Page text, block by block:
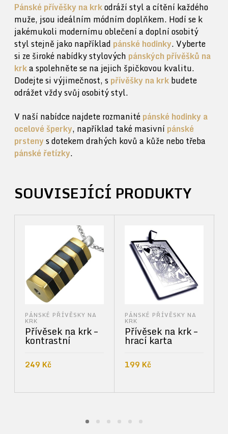
Pánské přívěšky na krkodráží styl a cítění každého
muže, jsou ideálním módním doplňkem. Hodí se k
jakémukoli modernímu oblečení a doplní osobitý
styl stejně jako například pánské hodinky. Vyberte
si ze široké nabídky stylových pánských přívěšků na
krka spolehněte se na jejich špičkovou kvalitu.
Dodejte si výjimečnost, spřívěšky na krkbudete
odrážet vždy svůj osobitý styl.
V naší nabídce najdete rozmanitépánské hodinky a
ocelové šperky, například také masivní pánské
prstenys dotekem drahých kovů a kůže nebo třeba
pánské řetízky.
SOUVISEJÍCÍ PRODUKTY
PÁNSKÉ PŘÍVĚSKY NA
KRK
Přívěsek na krk –
kontrastní
249 Kč
PÁNSKÉ PŘÍVĚSKY NA
KRK
Přívěsek na krk –
hrací karta
199 Kč